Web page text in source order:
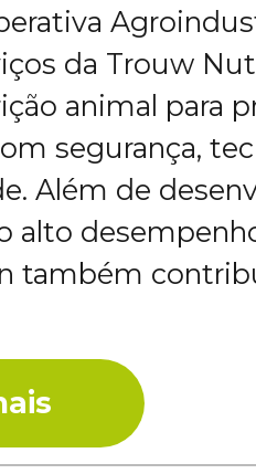
da Trouw
animal para
segurança,
Além de
alto
também